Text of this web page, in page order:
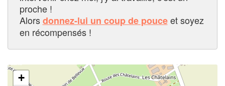
proche !
Alorsdonnez-lui un coup de pouceet soyez
en récompensés !
+